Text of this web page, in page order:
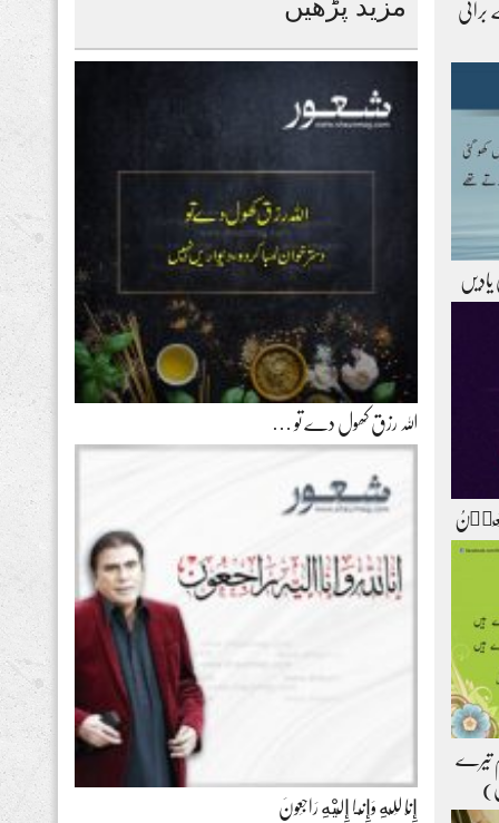
مزید پڑھیں
اللہ رزق کھول دے تو …
إِنَّا لِلّهِ وَإِنَّـا إِلَيْهِ رَاجِعونَ
برائی
تیرے